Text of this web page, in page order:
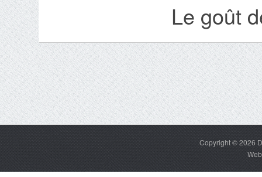
Le goût
Copyright © 2026